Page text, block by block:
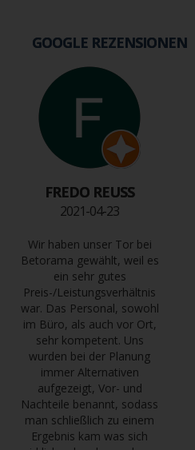
GOOGLE REZENSIONEN
FREDO REUSS
2021-04-23
Wir haben unser Tor bei
Betorama gewählt, weil es
ein sehr gutes
Preis-/Leistungsverhältnis
war. Das Personal, sowohl
im Büro, als auch vor Ort,
sehr kompetent. Uns
wurden bei der Planung
immer Alternativen
aufgezeigt, Vor- und
Nachteile benannt, sodass
man schließlich zu einem
Ergebnis kam was sich